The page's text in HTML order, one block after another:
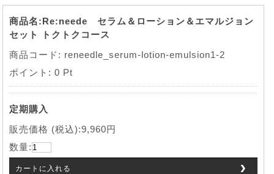
商品名:Re:neede セラム＆ローション＆エマルジョン
セット トクトクコース
商品コード: reneedle_serum-lotion-emulsion1-2
ポイント: 0 Pt
定期購入
販売価格 (税込):9,960円
数量:
カートに入れる